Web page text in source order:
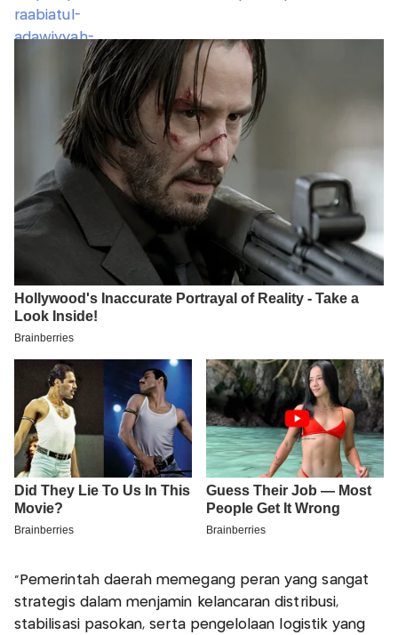
“Pemerintah daerah memegang peran yang sangat
strategis dalam menjamin kelancaran distribusi,
stabilisasi pasokan, serta pengelolaan logistik yang